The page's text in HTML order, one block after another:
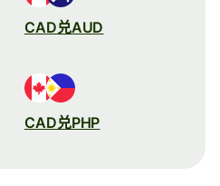
CAD兑AUD
CAD兑PHP